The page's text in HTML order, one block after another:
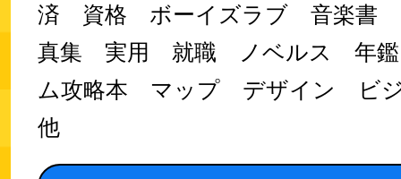
済 資格 ボーイズラブ 音楽書
真集 実用 就職 ノベルス 年
ム攻略本 マップ デザイン ビ
他